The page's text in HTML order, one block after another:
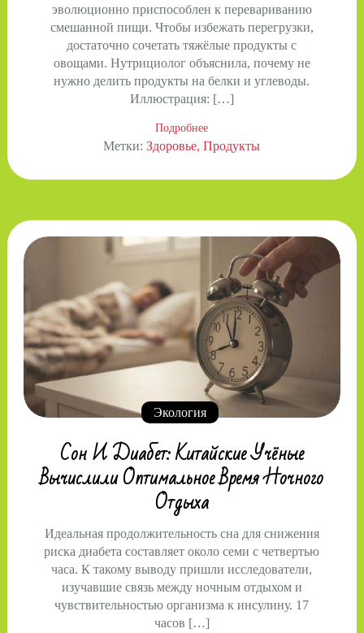
эволюционно приспособлен к перевариванию
смешанной пищи. Чтобы избежать перегрузки,
достаточно сочетать тяжёлые продукты с
овощами. Нутрициолог объяснила, почему не
нужно делить продукты на белки и углеводы.
Иллюстрация: […]
Подробнее
Метки:Здоровье Продукты
Экология
Сон И Диабет: Китайские Учёные
Вычислили Оптимальное Время Ночного
Отдыха
Идеальная продолжительность сна для снижения
риска диабета составляет около семи с четвертью
часа. К такому выводу пришли исследователи,
изучавшие связь между ночным отдыхом и
чувствительностью организма к инсулину. 17
часов […]